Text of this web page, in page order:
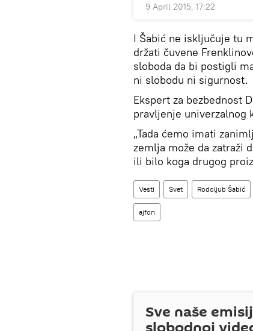
9 April 2015, 17:22
I Šabić ne isključuje tu
držati čuvene
sloboda da bi postigli
ni slobodu ni sigurnost.
Ekspert za bezbednost
pravljenje univerzalnog
„Tada ćemo imati
zemlja može da zatraži
ili bilo koga drugog
Vesti Svet Rodoljub Šabić
ajfon
Sve naše